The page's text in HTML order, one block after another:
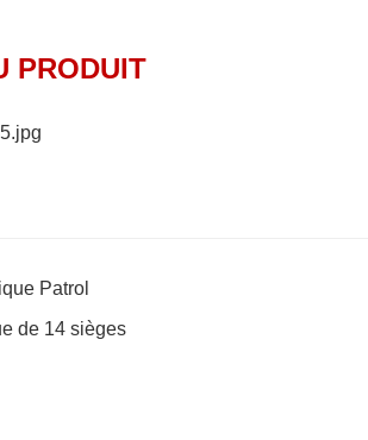
PRODUIT
Patrol
de 14 sièges